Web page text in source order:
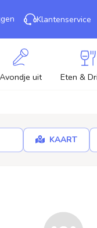
Klantenservice
Avondje uit Eten &
KAART